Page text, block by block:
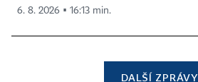
6. 8. 2026 ▪ 16:13 min.
DALŠÍ ZPRÁVY